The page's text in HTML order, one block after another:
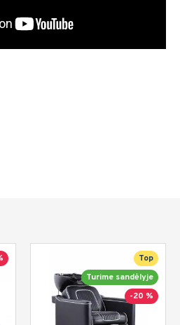
Top
Turime sandėlyje
-20 %